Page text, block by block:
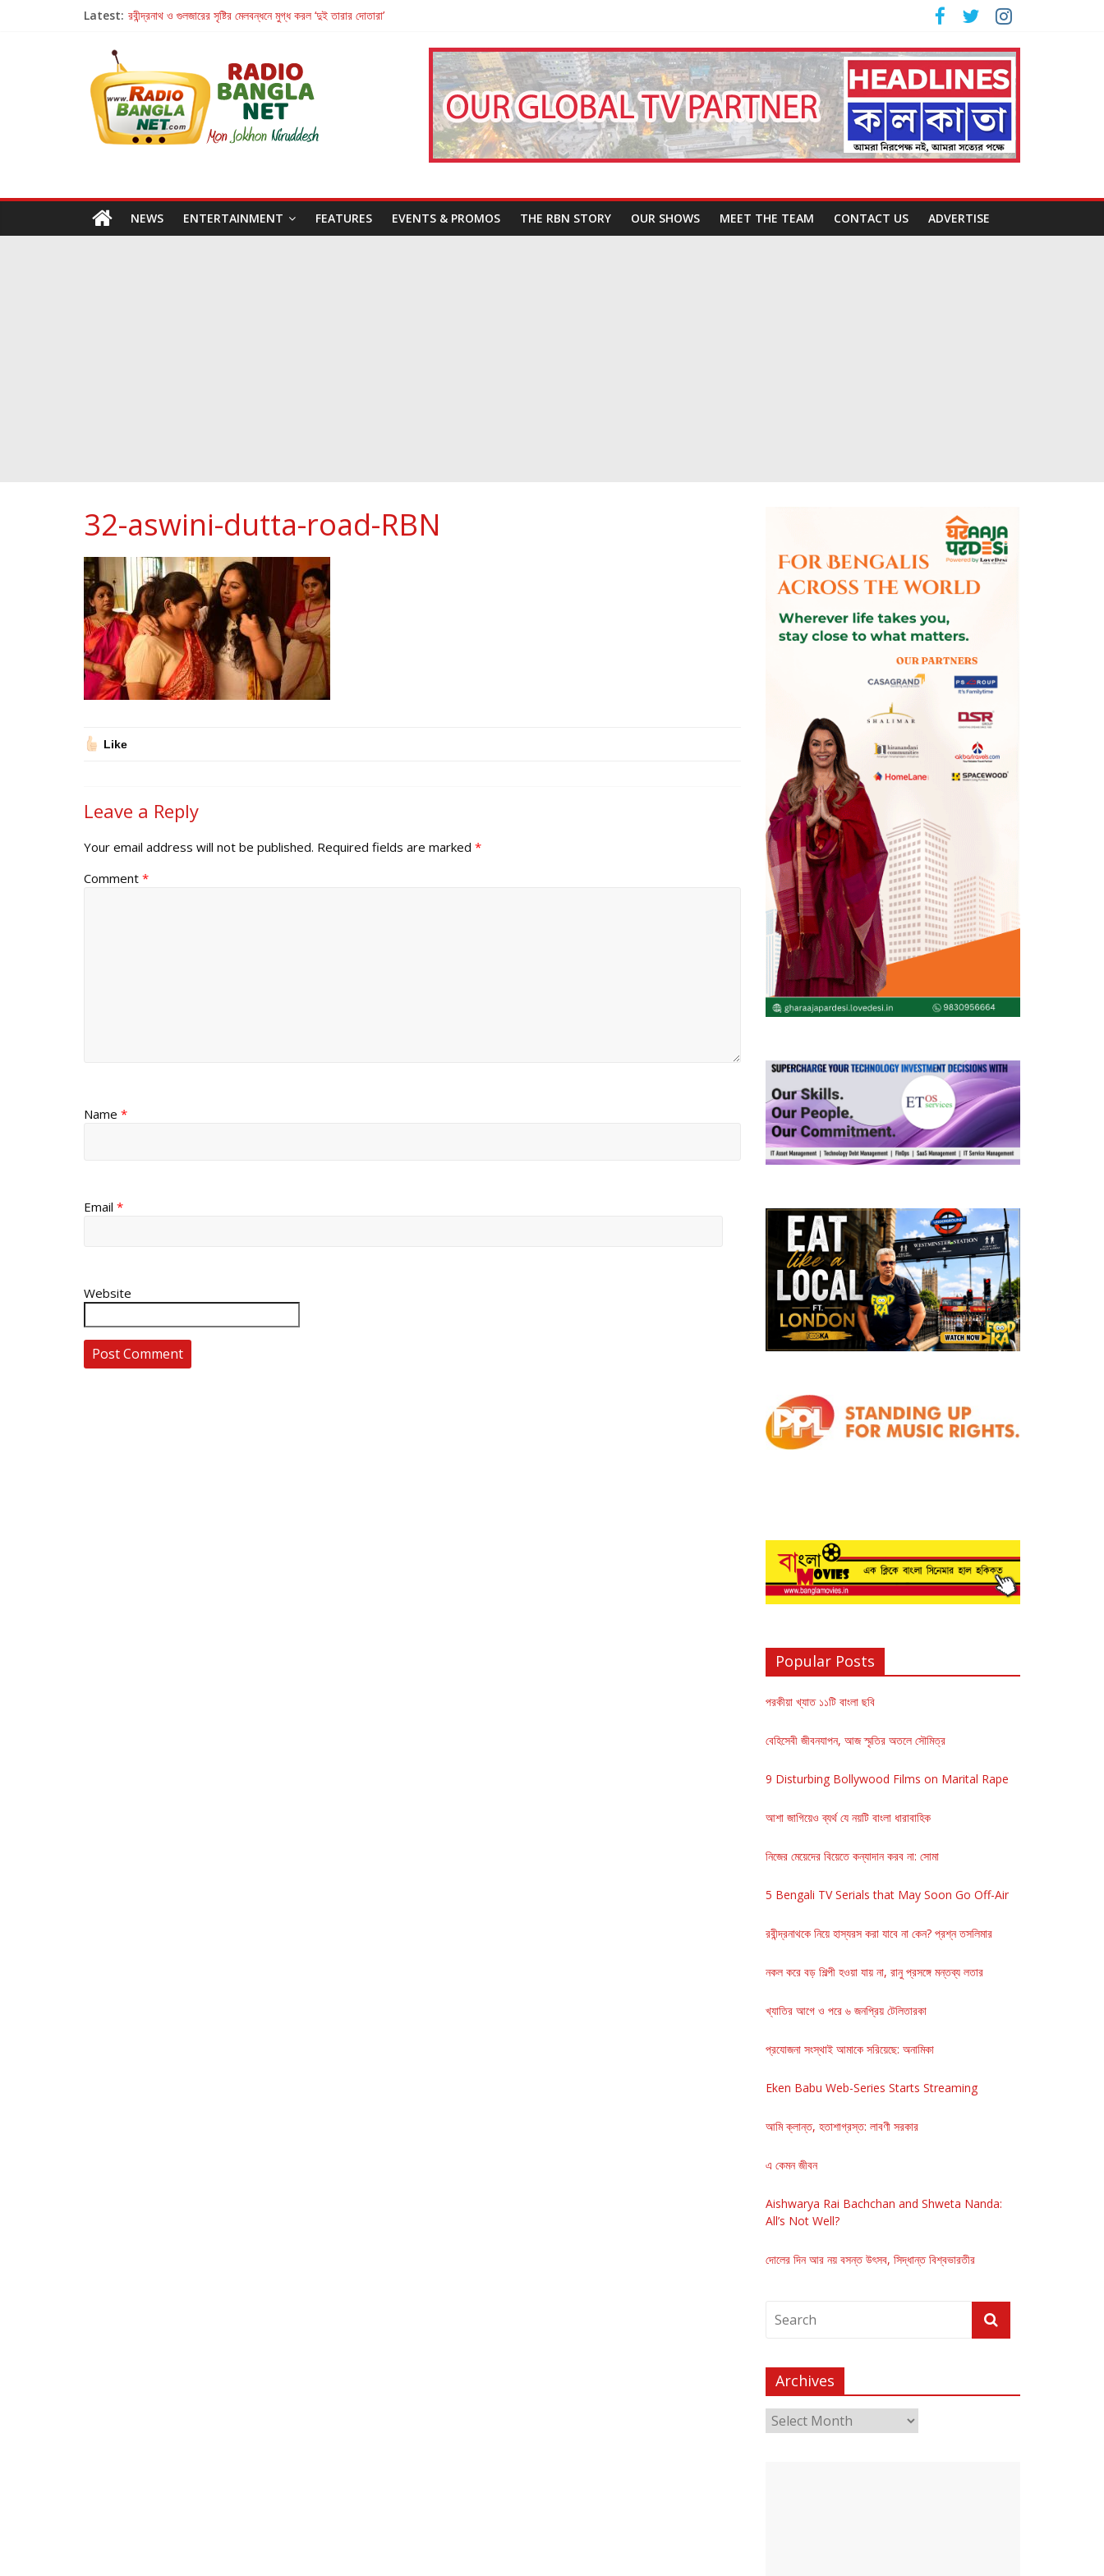
Latest: রবীন্দ্রনাথ ও গুলজারের সৃষ্টির মেলবন্ধনে মুগ্ধ করল ‘দুই তারার দোতারা’
Retribution: A Thought-Provoking Short Film That Challenges Our Understanding of Justice
হাওয়া বদলের টলিউডে ‘তুমি এলে তাই’
NEWS ENTERTAINMENT FEATURES EVENTS & PROMOS THE RBN STORY OUR SHOWS MEET THE TEAM CONTACT US ADVERTISE
32-aswini-dutta-road-RBN
Like
Leave a Reply
Your email address will not be published. Required fields are marked *
Comment *
Name *
Email *
Website
Popular Posts
পরকীয়া খ্যাত ১১টি বাংলা ছবি
বেহিসেবী জীবনযাপন, আজ স্মৃতির অতলে সৌমিত্র
9 Disturbing Bollywood Films on Marital Rape
আশা জাগিয়েও ব্যর্থ যে নয়টি বাংলা ধারাবাহিক
নিজের মেয়েদের বিয়েতে কন্যাদান করব না: সোমা
5 Bengali TV Serials that May Soon Go Off-Air
রবীন্দ্রনাথকে নিয়ে হাস্যরস করা যাবে না কেন? প্রশ্ন তসলিমার
নকল করে বড় শিল্পী হওয়া যায় না, রানু প্রসঙ্গে মন্তব্য লতার
খ্যাতির আগে ও পরে ৬ জনপ্রিয় টেলিতারকা
প্রযোজনা সংস্থাই আমাকে সরিয়েছে: অনামিকা
Eken Babu Web-Series Starts Streaming
আমি ক্লান্ত, হতাশাগ্রস্ত: লাবণী সরকার
এ কেমন জীবন
Aishwarya Rai Bachchan and Shweta Nanda:
All’s Not Well?
দোলের দিন আর নয় বসন্ত উৎসব, সিদ্ধান্ত বিশ্বভারতীর
Archives